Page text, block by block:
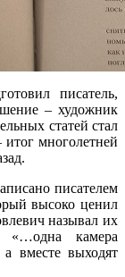
писатель,
– художник
статей стал
многолетней
писателем
высоко ценил
называл их
«…одна камера
вместе выходят